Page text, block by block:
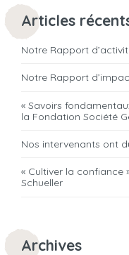
Articles
Notre Rapport
Notre Rapport
« Savoirs
la Fondation Société
Nos intervenants ont
« Cultiver la confiance
Schueller
Archives